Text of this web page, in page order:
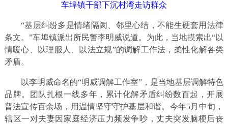
车埠镇干部下沉村湾走访群众
“基层纠纷多是情绪隔阂、邻里心结，不能生硬套用法律
条文。”车埠镇派出所民警李明威说道。为此，当地摸索出“以
情暖心、以理服人、以法立规”的调解工作法，柔性化解各类
矛盾。
以李明威命名的“明威调解工作室”，是当地基层调解特色
品牌。团队扎根一线多年，累计化解矛盾纠纷数百起，开展
普法宣传百余场，用温情坚守守护基层和谐。今年5月中旬，
辖区一对夫妻因家庭经济压力频发争吵，丈夫突发脑梗后丧